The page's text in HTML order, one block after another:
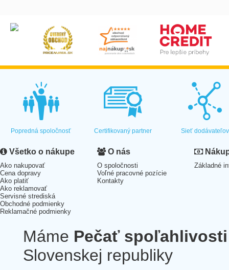
Popredná spoločnosť Certifikovaný partner Sieť dodávateľov
Všetko o nákupe
Ako nakupovať
Cena dopravy
Ako platiť
Ako reklamovať
Servisné strediská
Obchodné podmienky
Reklamačné podmienky
O nás
O spoločnosti
Voľné pracovné pozície
Kontakty
Základné
Máme Pečať spoľahlivosti
Slovenskej republiky